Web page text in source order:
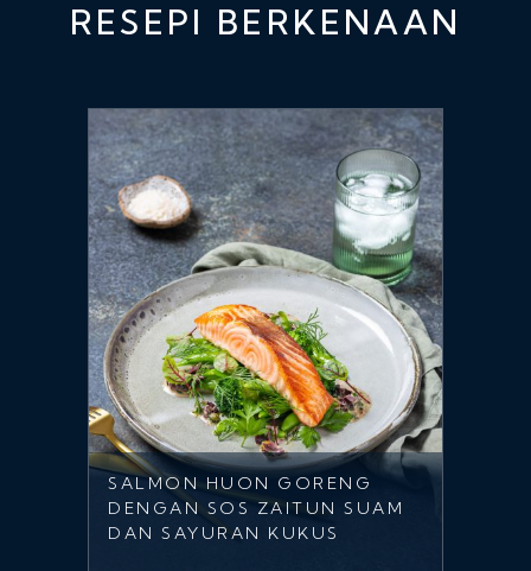
RESEPI BERKENAAN
SALMON HUON GORENG
DENGAN SOS ZAITUN SUAM
DAN SAYURAN KUKUS